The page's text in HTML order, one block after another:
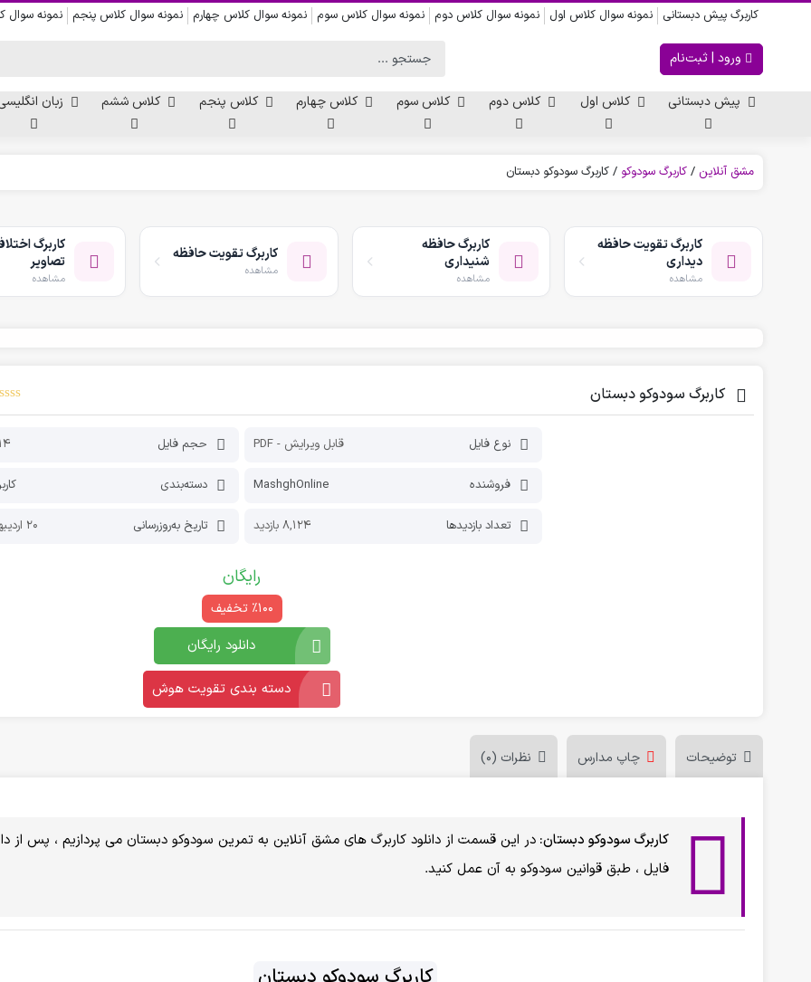
کاربرگ پیش دبستانی نمونه سوال کلاس اول نمونه سوال کلاس دوم نمونه سوال کلاس سوم نمونه سوال کلاس چهارم نمونه سوال کلاس پنجم نمونه
ورود | ثبت‌نام
پیش دبستانی
کاربرگ اعداد
کاربرگ تقارن ، قرینه
الگویابی پیش دبستانی
کاربرگ نقاشی و رنگ آمیزی
کاربرگ پیش از نوشتن
کاربرگ نقطه چین حروف الفبا
کتاب پیش دبستانی
فلش کارت آموزشی
کلاس اول کلاس دوم کلاس سوم کلاس چهارم کلاس پنجم کلاس ششم زبان
مشق آنلاین /کاربرگ سودوکو /کاربرگ سودوکو دبستان
کاربرگ تقویت حافظه
دیداری
مشاهده
کاربرگ حافظه
شنیداری
مشاهده
کاربرگ تقویت حافظه
مشاهده
کاربرگ
تصاویر
مشاهده
کاربرگ سودوکو دبستان
نوع فایل قابل ویرایش - PDF حجم فایل 114
فروشنده MashghOnline دسته‌بندی
تعداد بازدیدها 8,124 بازدید تاریخ به‌روز‌رسانی 20 اردیبهشت 1405
رایگان
٪100 تخفیف
دانلود رایگان
دسته بندی تقویت هوش
توضیحات چاپ مدارس نظرات (0)
کاربرگ سودوکو دبستان:در این قسمت از دانلود کاربرگ های مشق آنلاین به تمرین سودوکو دبستان می پردازیم ، پس از
فایل ، طبق قوانین سودوکو به آن عمل کنید.